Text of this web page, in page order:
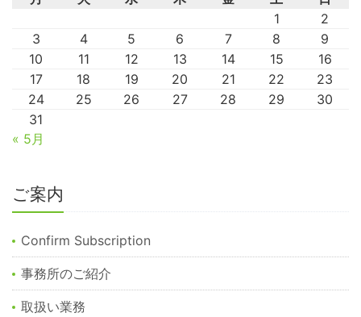
1
2
3
4 5 6 7 8
9
10
11 12 13 14 15
16
17
18 19 20 21 22
23
24
25 26 27 28 29
30
31
« 5月
ご案内
Confirm Subscription
事務所のご紹介
取扱い業務